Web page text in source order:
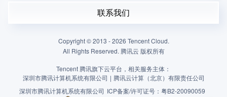
联系我们
Copyright © 2013 -2026 Tencent Cloud.
All Rights Reserved. 腾讯云 版权所有
Tencent 腾讯旗下云平台，相关服务主体：
深圳市腾讯计算机系统有限公司 | 腾讯云计算（北京）有限责任公司
深圳市腾讯计算机系统有限公司 ICP备案/许可证号： 粤B2-20090059